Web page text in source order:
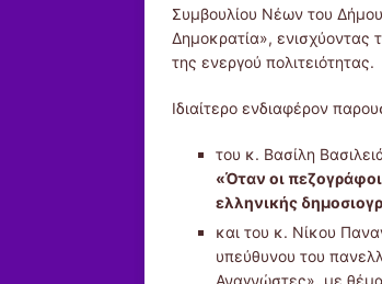
Συμβουλίου Νέων του
Δημοκρατία», ενισχύοντας
της ενεργού πολιτειότητας.
Ιδιαίτερο ενδιαφέρον
του κ. Βασίλη
«Όταν οι
ελληνικής
και του κ. Νίκου
υπεύθυνου του
Αναγνώστες», με